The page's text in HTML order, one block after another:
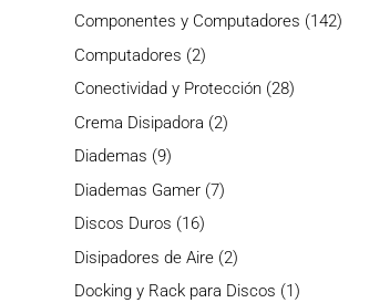
productos
Componentes y Computadores 142142
Computadores 22
productos
Conectividad y Protección 2828
Crema Disipadora 22
Diademas 99
productos
Diademas Gamer 77
Discos Duros 1616
productos
Disipadores de Aire 22
productos
Docking y Rack para Discos 11